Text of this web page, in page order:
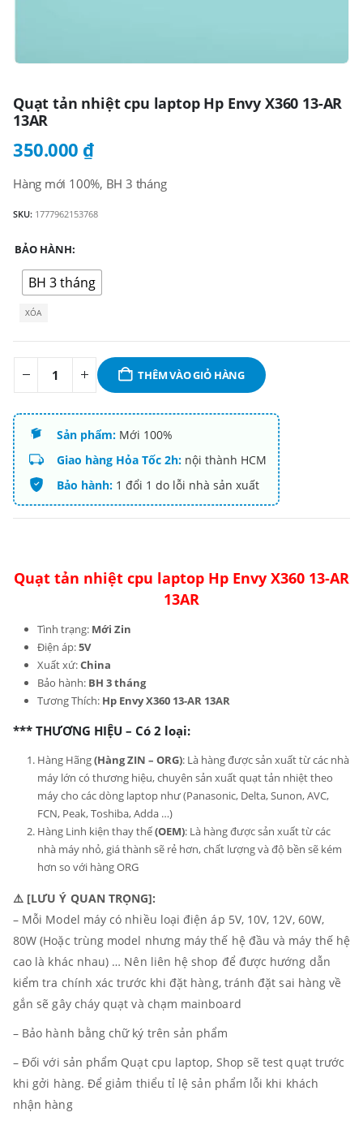
Quạt tản nhiệt cpu laptop Hp Envy X360 13-AR
13AR
350.000 ₫
Hàng mới 100%, BH 3 tháng
SKU: 1777962153768
BẢO HÀNH
BH 3 tháng
XÓA
THÊM VÀO GIỎ HÀNG
Sản phẩm:Mới 100%
Giao hàng Hỏa Tốc 2h:nội thành HCM
Bảo hành:1 đổi 1 do lỗi nhà sản xuất
Quạt tản nhiệt cpu laptop Hp Envy X360 13-AR
13AR
Tình trạng: Mới Zin
Điện áp:5V
Xuất xứ:China
Bảo hành: BH 3 tháng
Tương Thích: Hp Envy X360 13-AR 13AR
*** THƯƠNG HIỆU – Có 2 loại:
Hàng Hãng(Hàng ZIN – ORG): Là hàng được sản xuất từ các nhà
máy lớn có thương hiệu, chuyên sản xuất quạt tản nhiệt theo
máy cho các dòng laptop như (Panasonic, Delta, Sunon, AVC,
FCN, Peak, Toshiba, Adda …)
Hàng Linh kiện thay thế(OEM): Là hàng được sản xuất từ các
nhà máy nhỏ, giá thành sẽ rẻ hơn, chất lượng và độ bền sẽ kém
hơn so với hàng ORG
⚠️ [LƯU Ý QUAN TRỌNG]:
– Mỗi Model máy có nhiều loại điện áp 5V, 10V, 12V, 60W,
80W (Hoặc trùng model nhưng máy thế hệ đầu và máy thế hệ
cao là khác nhau) … Nên liên hệ shop để được hướng dẫn
kiểm tra chính xác trước khi đặt hàng, tránh đặt sai hàng về
gắn sẽ gây cháy quạt và chạm mainboard
– Bảo hành bằng chữ ký trên sản phẩm
– Đối với sản phẩm Quạt cpu laptop, Shop sẽ test quạt trước
khi gởi hàng. Để giảm thiểu tỉ lệ sản phẩm lỗi khi khách
nhận hàng